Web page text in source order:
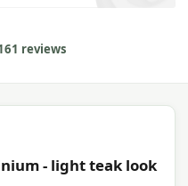
reviews
- light teak look